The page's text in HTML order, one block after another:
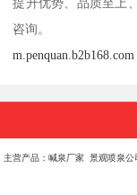
咨询。
m.penquan.b2b168.com
主营产品：喊泉厂家 景观喷泉